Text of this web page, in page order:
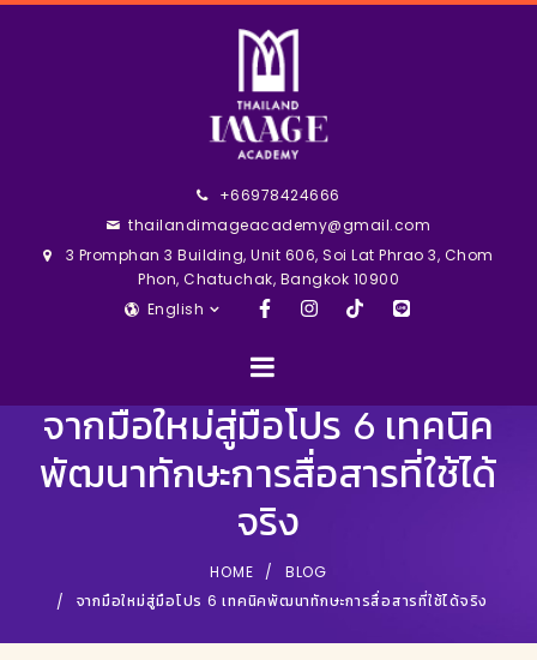
+66978424666
thailandimageacademy@gmail.com
3 Promphan 3 Building, Unit 606, Soi Lat Phrao 3, Chom
Phon, Chatuchak, Bangkok 10900
English
จากมือใหม่สู่มือโปร 6 เทคนิค
พัฒนาทักษะการสื่อสารที่ใช้ได้
จริง
HOME
BLOG
จากมือใหม่สู่มือโปร 6 เทคนิคพัฒนาทักษะการสื่อสารที่ใช้ได้จริง